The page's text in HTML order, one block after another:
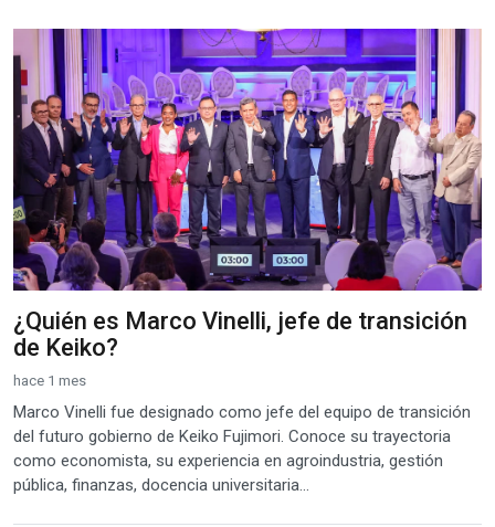
¿Quién es Marco Vinelli, jefe de transición
de Keiko?
hace 1 mes
Marco Vinelli fue designado como jefe del equipo de transición
del futuro gobierno de Keiko Fujimori. Conoce su trayectoria
como economista, su experiencia en agroindustria, gestión
pública, finanzas, docencia universitaria...